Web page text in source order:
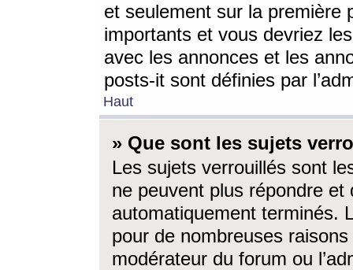
et seulement sur la première
importants et vous devriez
avec les annonces et les
posts-it sont définies par
Haut
» Que sont les sujets
Les sujets verrouillés sont
ne peuvent plus répondre
automatiquement terminés.
pour de nombreuses
modérateur du forum ou